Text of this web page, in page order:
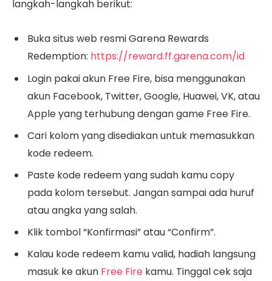
langkah-langkah berikut:
Buka situs web resmi Garena Rewards
Redemption: https://reward.ff.garena.com/id
Login pakai akun Free Fire, bisa menggunakan
akun Facebook, Twitter, Google, Huawei, VK, atau
Apple yang terhubung dengan game Free Fire.
Cari kolom yang disediakan untuk memasukkan
kode redeem.
Paste kode redeem yang sudah kamu copy
pada kolom tersebut. Jangan sampai ada huruf
atau angka yang salah.
Klik tombol “Konfirmasi” atau “Confirm”.
Kalau kode redeem kamu valid, hadiah langsung
masuk ke akun Free Fire kamu. Tinggal cek saja